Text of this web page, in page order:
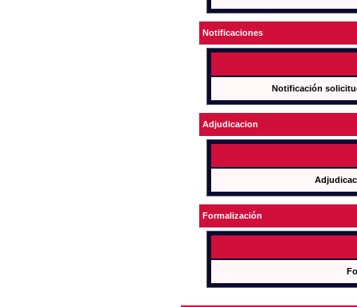
Notificaciones
Notificación
Adjudicacion
Formalización